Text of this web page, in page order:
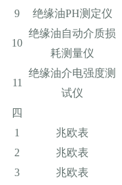
9
绝缘油PH测定仪
10
绝缘油自动介质损
耗测量仪
11
绝缘油介电强度测
试仪
四
1
兆欧表
2
兆欧表
3
兆欧表